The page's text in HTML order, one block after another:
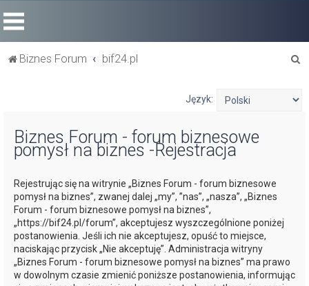
Biznes Forum bif24.pl
Język:
Biznes Forum - forum biznesowe
pomysł na biznes -Rejestracja
Rejestrując się na witrynie „Biznes Forum - forum biznesowe
pomysł na biznes”, zwanej dalej „my”, ”nas”, „nasza”, „Biznes
Forum - forum biznesowe pomysł na biznes”,
„https://bif24.pl/forum”, akceptujesz wyszczególnione poniżej
postanowienia. Jeśli ich nie akceptujesz, opuść to miejsce,
naciskając przycisk „Nie akceptuję”. Administracja witryny
„Biznes Forum - forum biznesowe pomysł na biznes” ma prawo
w dowolnym czasie zmienić poniższe postanowienia, informując